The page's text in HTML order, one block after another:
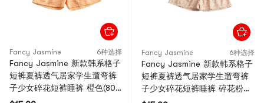
Fancy Jasmine 6种选择
Fancy Jasmine 新款韩系格子
短裤夏裤透气居家学生遛弯裤
子少女碎花短裤睡裤 橙色(80-
135斤) 1件
Fancy Jasmine 6种选择
Fancy Jasmine 新款韩系格子
短裤夏裤透气居家学生遛弯裤
子少女碎花短裤睡裤 碎花粉色
(80-132斤) 1件